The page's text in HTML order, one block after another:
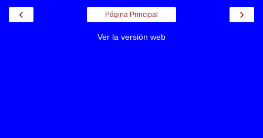
‹ ›
Página Principal
Ver la versión web